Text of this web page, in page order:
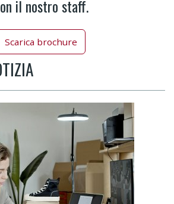
il nostro staff.
Scarica brochure